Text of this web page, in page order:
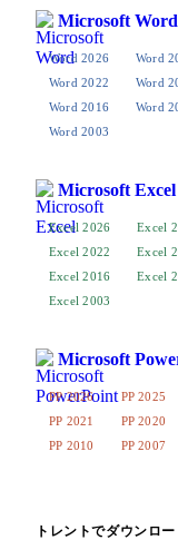
Microsoft Word
Word 2026 Word
Word 2022
Word
Word 2016
Word
Word 2003
Microsoft Excel
Excel 2026 Excel
Excel 2022
Excel
Excel 2016
Excel
Excel 2003
Microsoft
PP 2026 PP 2025
PP 2021
PP 2020
PP 2010
PP 2007
トレントでダウンロ